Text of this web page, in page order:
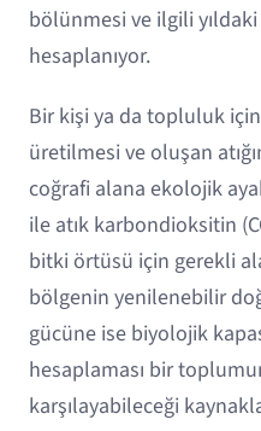
bölünmesi ve ilgili yıldaki
hesaplanıyor.
Bir kişi ya da topluluk
üretilmesi ve oluşan
coğrafi alana ekolojik
ile atık karbondioksitin
bitki örtüsü için gerekli
bölgenin yenilenebilir
gücüne ise biyolojik
hesaplaması bir
karşılayabileceği